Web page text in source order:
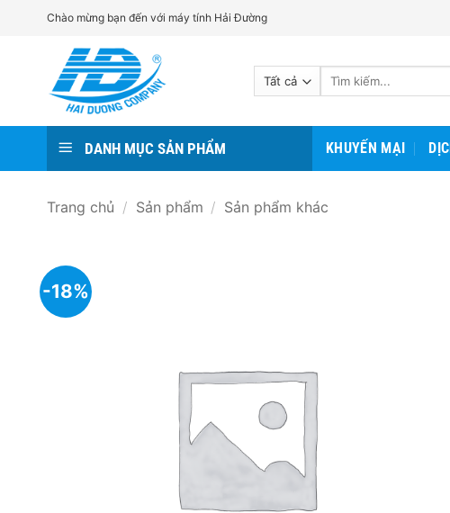
Chào mừng bạn đến với máy tính Hải Đường
Tìm
DANH MỤC SẢN PHẨM KHUYẾN MẠI
Trang chủ / Sản phẩm / Sản phẩm khác
-18%